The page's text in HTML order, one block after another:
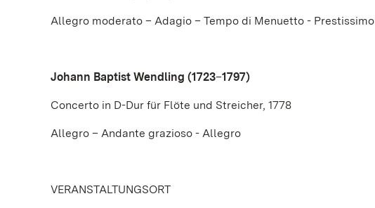
Allegro moderato – Adagio – Tempo di Menuetto - Prestissimo
Johann Baptist Wendling (1723–1797)
Concerto in D-Dur für Flöte und Streicher, 1778
Allegro – Andante grazioso - Allegro
VERANSTALTUNGSORT